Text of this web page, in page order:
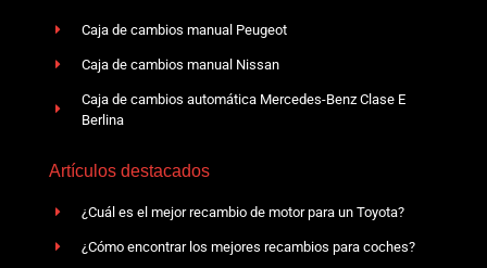
Caja de cambios manual Peugeot
Caja de cambios manual Nissan
Caja de cambios automática Mercedes-Benz Clase E
Berlina
Artículos destacados
¿Cuál es el mejor recambio de motor para un Toyota?
¿Cómo encontrar los mejores recambios para coches?